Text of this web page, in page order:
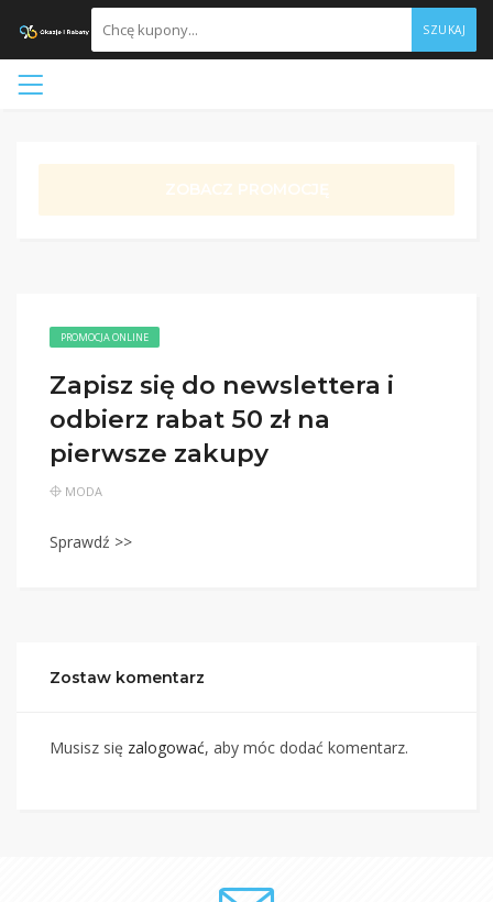
SZUKAJ
ZOBACZ PROMOCJĘ
PROMOCJA ONLINE
Zapisz się do newslettera i
odbierz rabat 50 zł na
pierwsze zakupy
MODA
Sprawdź >>
Zostaw komentarz
Musisz się zalogować, aby móc dodać komentarz.